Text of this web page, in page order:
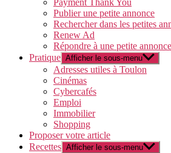
Payment Thank You
Publier une petite annonce
Rechercher dans les petites
Renew Ad
Répondre à une petite annonce
Pratique Afficher le sous-menu
Adresses utiles à Toulon
Cinémas
Cybercafés
Emploi
Immobilier
Shopping
Proposer votre article
Recettes Afficher le sous-menu